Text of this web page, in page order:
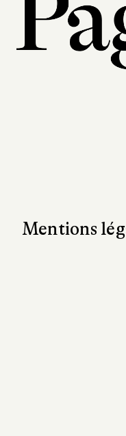
Mentions